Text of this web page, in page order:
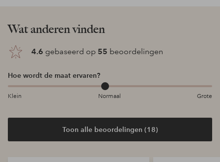
Wat anderen vinden
4.6 gebaseerd op 55 beoordelingen
Hoe wordt de maat ervaren?
Klein Normaal Grote
Toon alle beoordelingen (18)